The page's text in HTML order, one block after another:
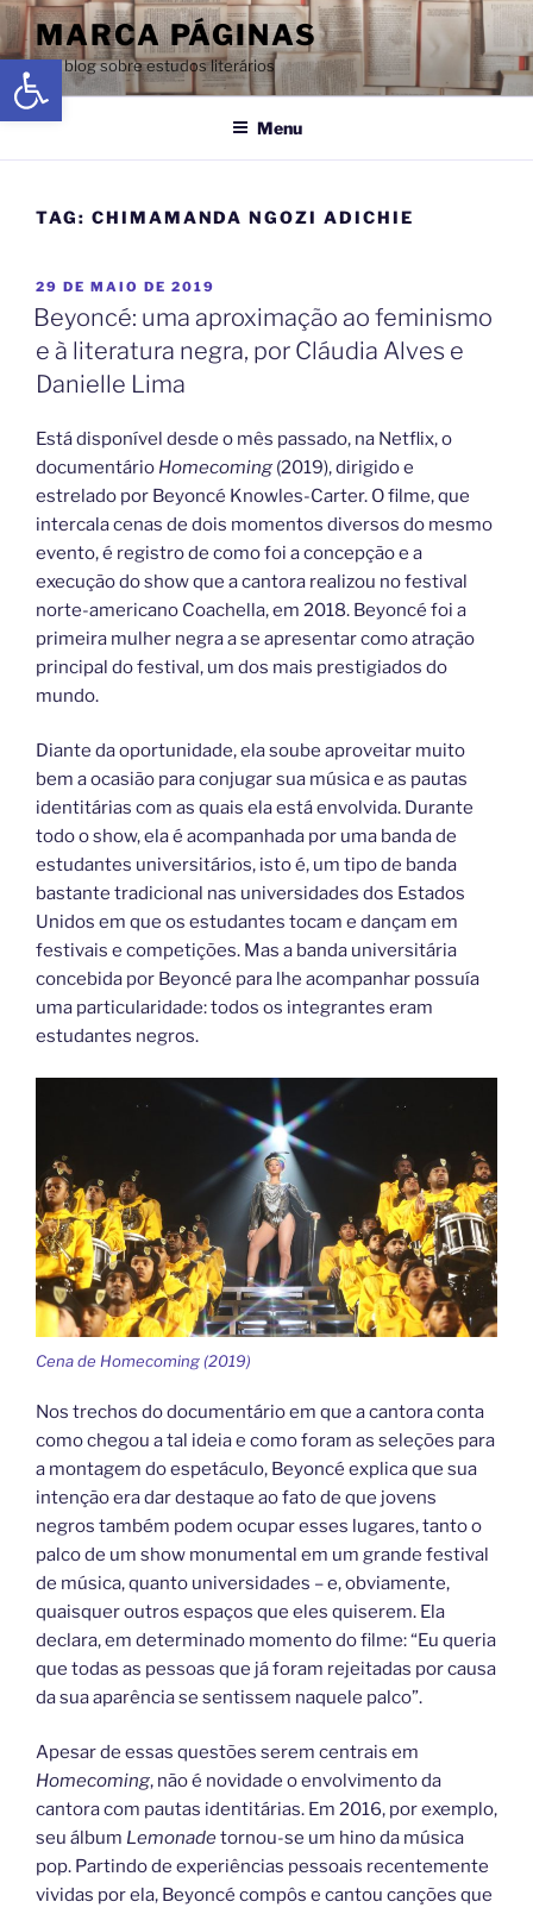
Abrir a barra de ferramentas
MARCA PÁGINAS
Um blog sobre estudos literários
Menu
TAG: CHIMAMANDA NGOZI ADICHIE
29 DE MAIO DE 2019
Beyoncé: uma aproximação ao feminismo
e à literatura negra, por Cláudia Alves e
Danielle Lima
Está disponível desde o mês passado, na Netflix, o
documentário Homecoming (2019), dirigido e
estrelado por Beyoncé Knowles-Carter. O filme, que
intercala cenas de dois momentos diversos do mesmo
evento, é registro de como foi a concepção e a
execução do show que a cantora realizou no festival
norte-americano Coachella, em 2018. Beyoncé foi a
primeira mulher negra a se apresentar como atração
principal do festival, um dos mais prestigiados do
mundo.
Diante da oportunidade, ela soube aproveitar muito
bem a ocasião para conjugar sua música e as pautas
identitárias com as quais ela está envolvida. Durante
todo o show, ela é acompanhada por uma banda de
estudantes universitários, isto é, um tipo de banda
bastante tradicional nas universidades dos Estados
Unidos em que os estudantes tocam e dançam em
festivais e competições. Mas a banda universitária
concebida por Beyoncé para lhe acompanhar possuía
uma particularidade: todos os integrantes eram
estudantes negros.
Cena de Homecoming (2019)
Nos trechos do documentário em que a cantora conta
como chegou a tal ideia e como foram as seleções para
a montagem do espetáculo, Beyoncé explica que sua
intenção era dar destaque ao fato de que jovens
negros também podem ocupar esses lugares, tanto o
palco de um show monumental em um grande festival
de música, quanto universidades – e, obviamente,
quaisquer outros espaços que eles quiserem. Ela
declara, em determinado momento do filme: “Eu queria
que todas as pessoas que já foram rejeitadas por causa
da sua aparência se sentissem naquele palco”.
Apesar de essas questões serem centrais em
Homecoming, não é novidade o envolvimento da
cantora com pautas identitárias. Em 2016, por exemplo,
seu álbum Lemonadetornou-se um hino da música
pop. Partindo de experiências pessoais recentemente
vividas por ela, Beyoncé compôs e cantou canções que